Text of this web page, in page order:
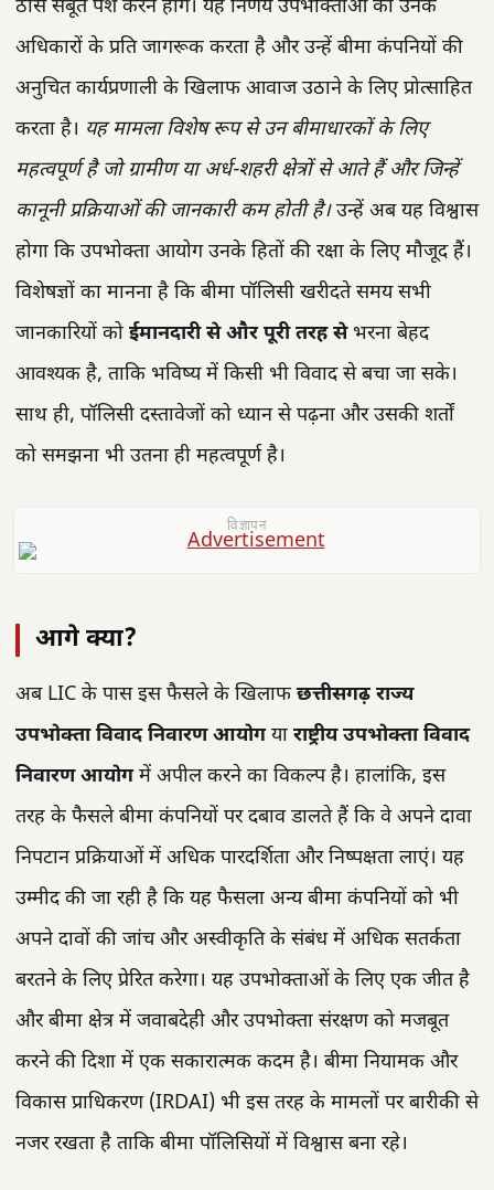
ठोस सबूत पेश करने होंगे। यह निर्णय उपभोक्ताओं को उनके
अधिकारों के प्रति जागरूक करता है और उन्हें बीमा कंपनियों की
अनुचित कार्यप्रणाली के खिलाफ आवाज उठाने के लिए प्रोत्साहित
करता है। यह मामला विशेष रूप से उन बीमाधारकों के लिए
महत्वपूर्ण है जो ग्रामीण या अर्ध-शहरी क्षेत्रों से आते हैं और जिन्हें
कानूनी प्रक्रियाओं की जानकारी कम होती है।उन्हें अब यह विश्वास
होगा कि उपभोक्ता आयोग उनके हितों की रक्षा के लिए मौजूद हैं।
विशेषज्ञों का मानना है कि बीमा पॉलिसी खरीदते समय सभी
जानकारियों को ईमानदारी से और पूरी तरह सेभरना बेहद
आवश्यक है, ताकि भविष्य में किसी भी विवाद से बचा जा सके।
साथ ही, पॉलिसी दस्तावेजों को ध्यान से पढ़ना और उसकी शर्तों
को समझना भी उतना ही महत्वपूर्ण है।
विज्ञापन
आगे क्या?
अब LIC के पास इस फैसले के खिलाफछत्तीसगढ़ राज्य
उपभोक्ता विवाद निवारण आयोगया राष्ट्रीय उपभोक्ता विवाद
निवारण आयोगमें अपील करने का विकल्प है। हालांकि, इस
तरह के फैसले बीमा कंपनियों पर दबाव डालते हैं कि वे अपने दावा
निपटान प्रक्रियाओं में अधिक पारदर्शिता और निष्पक्षता लाएं। यह
उम्मीद की जा रही है कि यह फैसला अन्य बीमा कंपनियों को भी
अपने दावों की जांच और अस्वीकृति के संबंध में अधिक सतर्कता
बरतने के लिए प्रेरित करेगा। यह उपभोक्ताओं के लिए एक जीत है
और बीमा क्षेत्र में जवाबदेही और उपभोक्ता संरक्षण को मजबूत
करने की दिशा में एक सकारात्मक कदम है। बीमा नियामक और
विकास प्राधिकरण (IRDAI) भी इस तरह के मामलों पर बारीकी से
नजर रखता है ताकि बीमा पॉलिसियों में विश्वास बना रहे।